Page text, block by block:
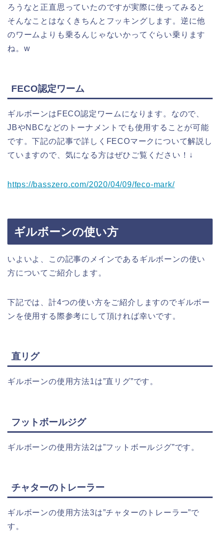
ろうなと正直思っていたのですが実際に使ってみると
そんなことはなくきちんとフッキングします。逆に他
のワームよりも乗るんじゃないかってぐらい乗ります
ね。w
FECO認定ワーム
ギルボーンはFECO認定ワームになります。なので、
JBやNBCなどのトーナメントでも使用することが可能
です。下記の記事で詳しくFECOマークについて解説し
ていますので、気になる方はぜひご覧ください！↓
https://basszero.com/2020/04/09/feco-mark/
ギルボーンの使い方
いよいよ、この記事のメインであるギルボーンの使い
方についてご紹介します。
下記では、計4つの使い方をご紹介しますのでギルボー
ンを使用する際参考にして頂ければ幸いです。
直リグ
ギルボーンの使用方法1は”直リグ”です。
フットボールジグ
ギルボーンの使用方法2は”フットボールジグ”です。
チャターのトレーラー
ギルボーンの使用方法3は”チャターのトレーラー”で
す。